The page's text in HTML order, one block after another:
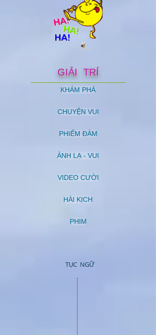
GIẢI TRÍ
KHÁM PHÁ
CHUYỆN VUI
PHIẾM ĐÀM
ẢNH LẠ - VUI
VIDEO CƯỜI
HÀI KỊCH
PHIM
TỤC NGỮ